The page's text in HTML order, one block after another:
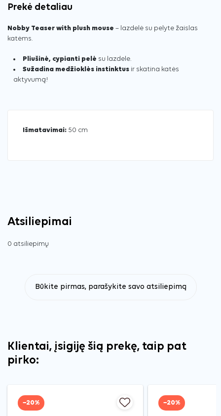
Prekė detaliau
Nobby Teaser with plush mouse – lazdelė su pelyte žaislas
katėms.
Pliušinė, cypianti pelė su lazdele.
Sužadina medžioklės instinktus ir skatina katės
aktyvumą!
Išmatavimai: 50 cm
Atsiliepimai
0 atsiliepimų
Būkite pirmas, parašykite savo atsiliepimą
Klientai, įsigiję šią prekę, taip pat
pirko:
−20% −20%